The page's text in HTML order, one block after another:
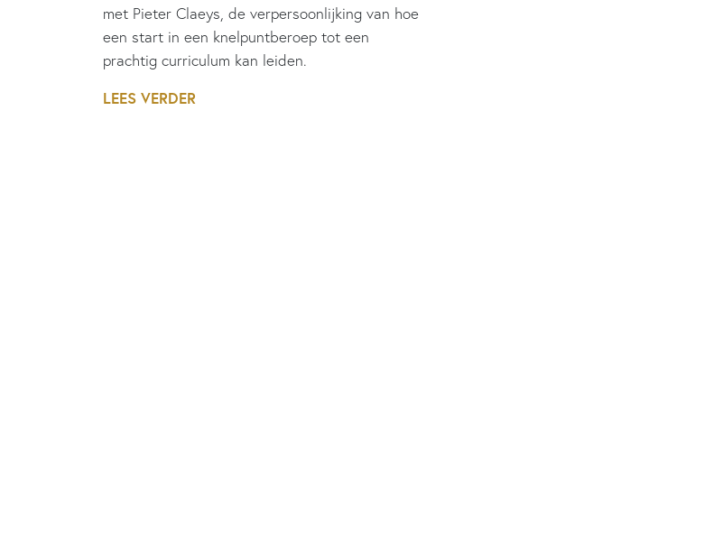
met Pieter Claeys, de verpersoonlijking van hoe
een start in een knelpuntberoep tot een
prachtig curriculum kan leiden.
LEES VERDER